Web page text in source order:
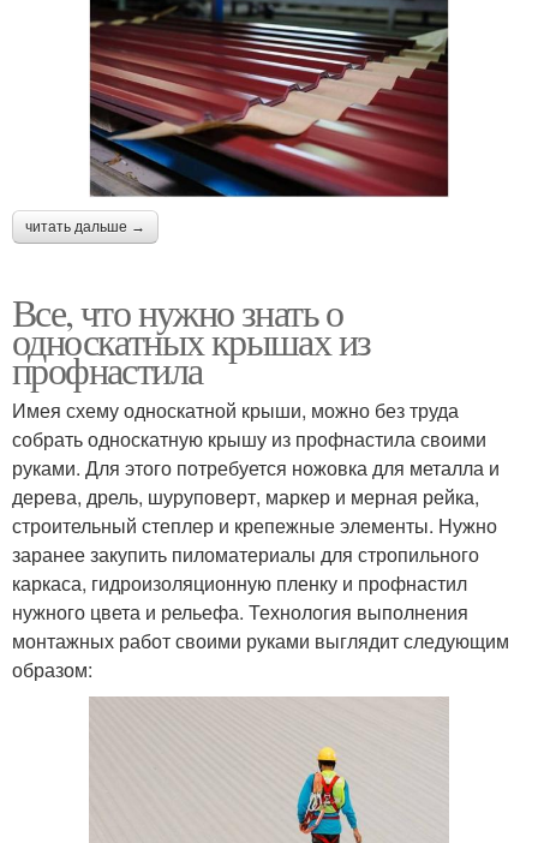
читать дальше →
Все, что нужно знать о
односкатных крышах из
профнастила
Имея схему односкатной крыши, можно без труда
собрать односкатную крышу из профнастила своими
руками. Для этого потребуется ножовка для металла и
дерева, дрель, шуруповерт, маркер и мерная рейка,
строительный степлер и крепежные элементы. Нужно
заранее закупить пиломатериалы для стропильного
каркаса, гидроизоляционную пленку и профнастил
нужного цвета и рельефа. Технология выполнения
монтажных работ своими руками выглядит следующим
образом: